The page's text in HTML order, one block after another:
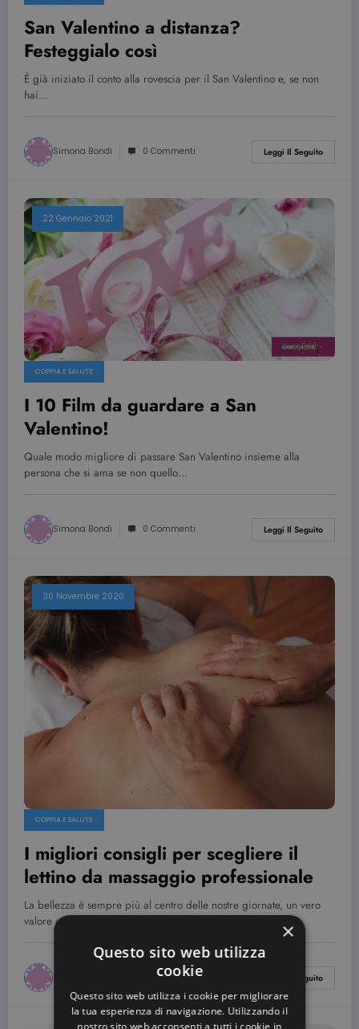
San Valentino a distanza?
Festeggialo così
È già iniziato il conto alla rovescia per il San Valentino e, se non
hai…
Simona Bondi 0 Commenti Leggi Il Seguito
22 Gennaio 2021
COPPIA E SALUTE
I 10 Film da guardare a San
Valentino!
Quale modo migliore di passare San Valentino insieme alla
persona che si ama se non quello…
Simona Bondi 0 Commenti Leggi Il Seguito
30 Novembre 2020
COPPIA E SALUTE
I migliori consigli per scegliere il
lettino da massaggio professionale
La bellezza è sempre più al centro delle nostre giornate, un vero
valore aggiunto che…
0 Commenti Leggi Il Seguito
×
Questo sito web utilizza
cookie
Questo sito web utilizza i cookie per migliorare
la tua esperienza di navigazione. Utilizzando il
nostro sito web acconsenti a tutti i cookie in